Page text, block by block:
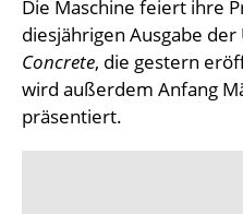
Die Maschine feiert ihre
diesjährigen Ausgabe der
Concrete, die gestern
wird außerdem Anfang
präsentiert.